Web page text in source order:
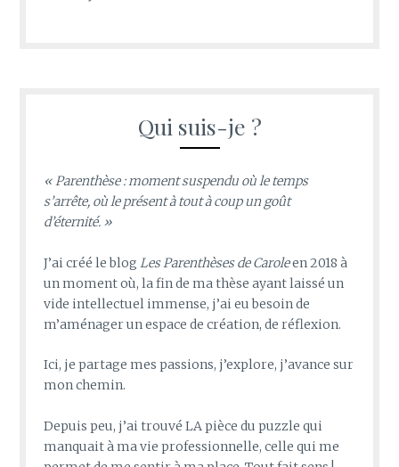
Qui suis-je ?
« Parenthèse : moment suspendu où le temps
s’arrête, où le présent à tout à coup un goût
d’éternité. »
J’ai créé le blogLes Parenthèses de Caroleen 2018 à
un moment où, la fin de ma thèse ayant laissé un
vide intellectuel immense, j’ai eu besoin de
m’aménager un espace de création, de réflexion.
Ici, je partage mes passions, j’explore, j’avance sur
mon chemin.
Depuis peu, j’ai trouvé LA pièce du puzzle qui
manquait à ma vie professionnelle, celle qui me